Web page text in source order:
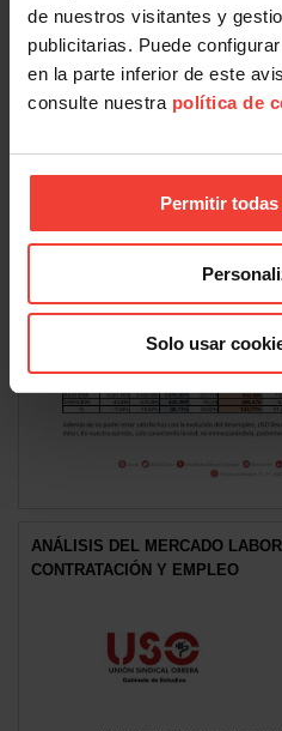
de nuestros visitantes y
publicitarias. Puede
en la parte inferior de este
consulte nuestra política de
Permitir
Solo usar
ANÁLISIS DEL MERCADO
CONTRATACIÓN Y EMPLEO
ANÁLISIS DEL MERCADO
CONTRATACIÓN Y EMPLEO